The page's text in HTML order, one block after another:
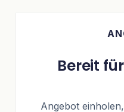
Bereit
Angebot